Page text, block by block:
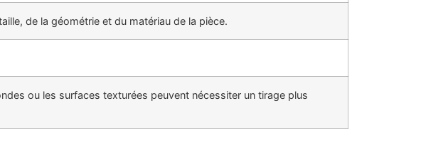
de la géométrie et du matériau de la pièce.
ou les surfaces texturées peuvent nécessiter un tirage plus